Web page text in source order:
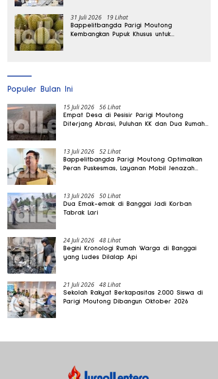
31 Juli 2026 19 Lihat
Bappelitbangda Parigi Moutong
Kembangkan Pupuk Khusus untuk
Populer Bulan Ini
15 Juli 2026 56 Lihat
Empat Desa di Pesisir Parigi Moutong
Diterjang Abrasi, Puluhan KK dan Dua Rumah
13 Juli 2026 52 Lihat
Bappelitbangda Parigi Moutong Optimalkan
Peran Puskesmas, Layanan Mobil Jenazah
13 Juli 2026 50 Lihat
Dua Emak-emak di Banggai Jadi Korban
Tabrak Lari
24 Juli 2026 48 Lihat
Begini Kronologi Rumah Warga di Banggai
yang Ludes Dilalap Api
21 Juli 2026 48 Lihat
Sekolah Rakyat Berkapasitas 2.000 Siswa di
Parigi Moutong Dibangun Oktober 2026